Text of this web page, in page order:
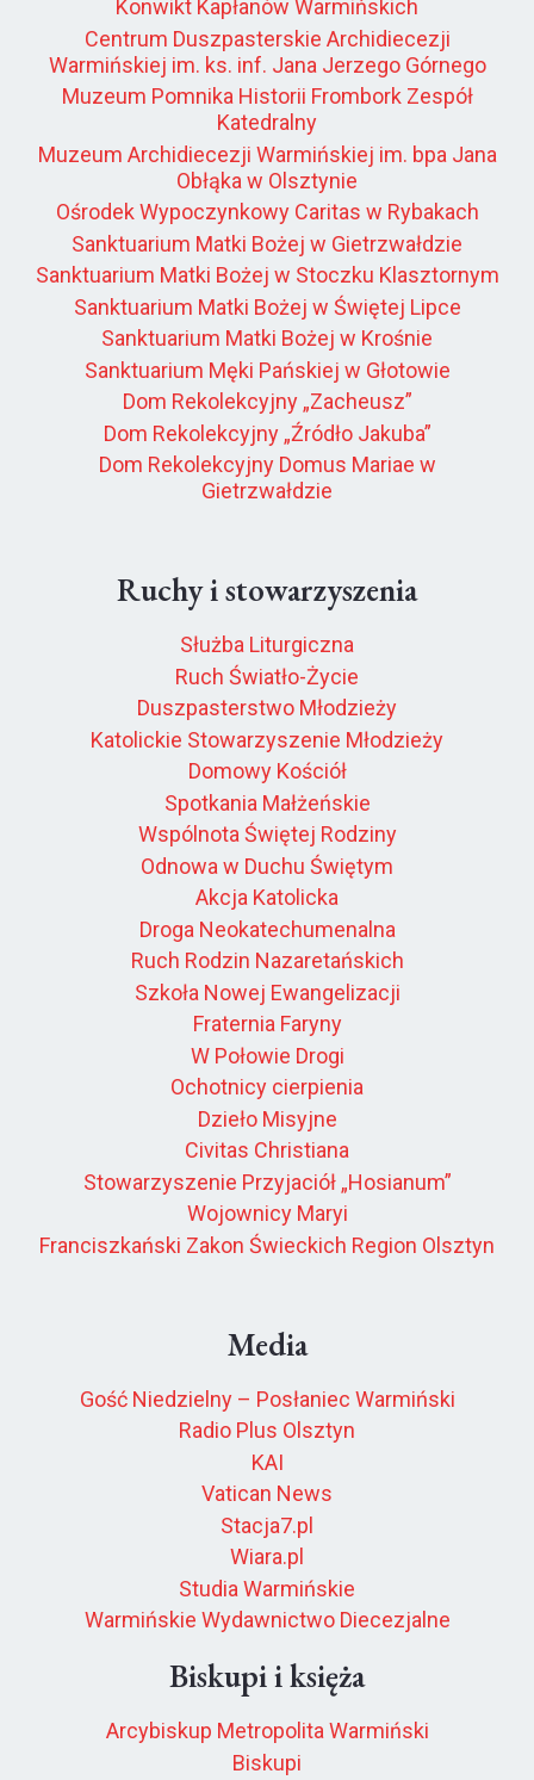
Konwikt Kapłanów Warmińskich
Centrum Duszpasterskie Archidiecezji
Warmińskiej im. ks. inf. Jana Jerzego Górnego
Muzeum Pomnika Historii Frombork Zespół
Katedralny
Muzeum Archidiecezji Warmińskiej im. bpa Jana
Obłąka w Olsztynie
Ośrodek Wypoczynkowy Caritas w Rybakach
Sanktuarium Matki Bożej w Gietrzwałdzie
Sanktuarium Matki Bożej w Stoczku Klasztornym
Sanktuarium Matki Bożej w Świętej Lipce
Sanktuarium Matki Bożej w Krośnie
Sanktuarium Męki Pańskiej w Głotowie
Dom Rekolekcyjny „Zacheusz”
Dom Rekolekcyjny „Źródło Jakuba”
Dom Rekolekcyjny Domus Mariae w
Gietrzwałdzie
Ruchy i stowarzyszenia
Służba Liturgiczna
Ruch Światło-Życie
Duszpasterstwo Młodzieży
Katolickie Stowarzyszenie Młodzieży
Domowy Kościół
Spotkania Małżeńskie
Wspólnota Świętej Rodziny
Odnowa w Duchu Świętym
Akcja Katolicka
Droga Neokatechumenalna
Ruch Rodzin Nazaretańskich
Szkoła Nowej Ewangelizacji
Fraternia Faryny
W Połowie Drogi
Ochotnicy cierpienia
Dzieło Misyjne
Civitas Christiana
Stowarzyszenie Przyjaciół „Hosianum”
Wojownicy Maryi
Franciszkański Zakon Świeckich Region Olsztyn
Media
Gość Niedzielny – Posłaniec Warmiński
Radio Plus Olsztyn
KAI
Vatican News
Stacja7.pl
Wiara.pl
Studia Warmińskie
Warmińskie Wydawnictwo Diecezjalne
Biskupi i księża
Arcybiskup Metropolita Warmiński
Biskupi